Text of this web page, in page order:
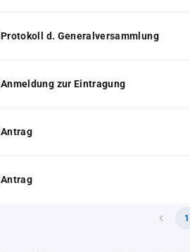
Protokoll d. Generalversammlung
Anmeldung zur Eintragung
Antrag
Antrag
1